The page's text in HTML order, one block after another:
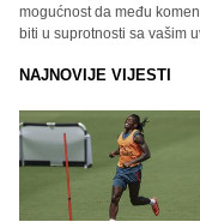
mogućnost da među
biti u suprotnosti sa vašim
NAJNOVIJE VIJESTI